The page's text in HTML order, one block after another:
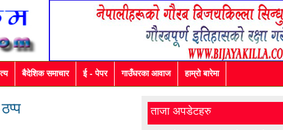
बैदेशिक समाचार ई - पेपर गाउँघरका आवाज हाम्रो बारेमा
ताजा अपडेटहरु